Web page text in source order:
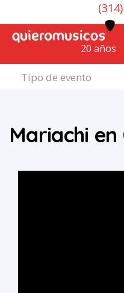
20 años
Tipo de evento
Mariachi en